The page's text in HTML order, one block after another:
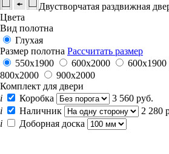
Двустворчатая раздвижная
Цвета
Вид полотна
Глухая
Размер полотна Рассчитать размер
550х1900
600x2000 600х1900
800x2000
900x2000
Комплект для двери
i
Коробка
3 560 руб.
i
Наличник
2 280
i
Доборная доска